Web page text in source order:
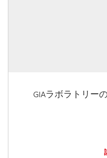
GIAラボラトリー